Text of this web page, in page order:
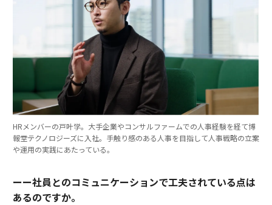
HRメンバーの戸叶学。大手企業やコンサルファームでの人事経験を経て博
報堂テクノロジーズに入社。手触り感のある人事を目指して人事戦略の立案
や運用の実践にあたっている。
ーー社員とのコミュニケーションで工夫されている点は
あるのですか。